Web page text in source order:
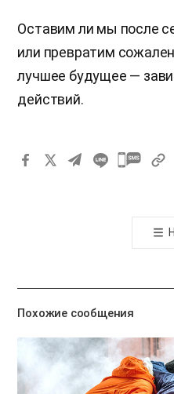
Оставим ли мы после
или превратим
лучшее будущее —
действий.
Похожие сообщения